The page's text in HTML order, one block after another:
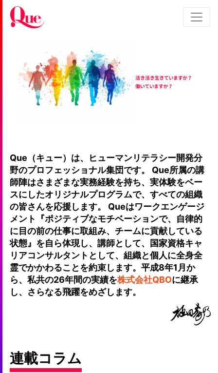
Que（キュー）は、ヒューマンリテラシー開発分
野のプロフェッショナル集団です。 Que所属の講
師陣はさまざまな実務経験を持ち、実体験をベー
スにしたオリジナルプログラムで、すべての組織
の皆さんを応援します。 Queはワークエンゲージ
メント『ポジティブなモチベーションで、自律的
に目の前の仕事に取組み、チームに貢献している
状態』を自ら体現し、講師として、国家資格キャ
リアコンサルタントとして、組織と個人に全身全
霊でかかわることを約束します。平成8年1月か
ら、私共の26年間の実績を株式会社QBOに継承
し、さらなる飛躍をめざします。
連載コラム